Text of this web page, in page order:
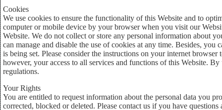
Cookies
We use cookies to ensure the functionality of this Website and to
computer or mobile device by your browser when you visit our
Website. We do not collect or store any personal information about
can manage and disable the use of cookies at any time. Besides,
is being set. Please consider the instructions on your internet
however, your access to all services and functions of this Website.
regulations.
Your Rights
You are entitled to request information about the personal data you
corrected, blocked or deleted. Please contact us if you have